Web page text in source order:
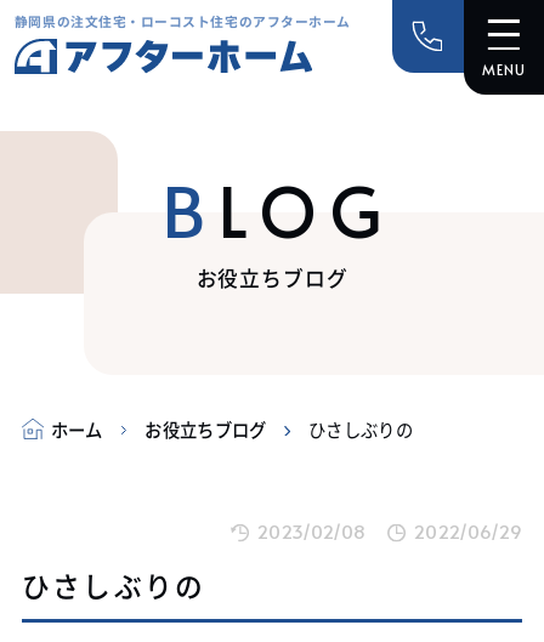
静岡県の注文住宅・ローコスト住宅のアフターホーム
BLOG
お役立ちブログ
ホーム お役立ちブログ ひさしぶりの
2023/02/08 2022/06/29
ひさしぶりの